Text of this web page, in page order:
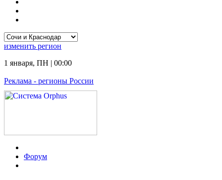
изменить регион
1 января, ПН | 00:00
Реклама - регионы России
Форум